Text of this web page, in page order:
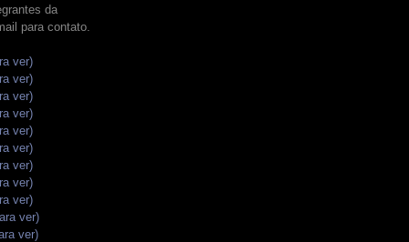
da
para contato.
ver)
ver)
ver)
ver)
ver)
ver)
ver)
ver)
ver)
ver)
ver)